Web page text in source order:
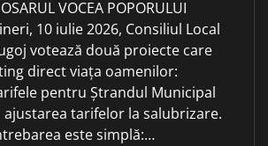
VOCEA POPORULUI
10 iulie 2026, Consiliul Local
votează două proiecte care
direct viața oamenilor:
pentru Ștrandul Municipal
ajustarea tarifelor la salubrizare.
este simplă:…